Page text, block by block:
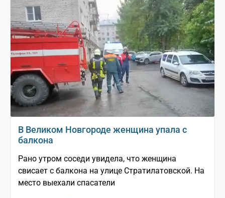
В Великом Новгороде женщина упала с
балкона
Рано утром соседи увидела, что женщина
свисает с балкона на улице Стратилатовской. На
место выехали спасатели